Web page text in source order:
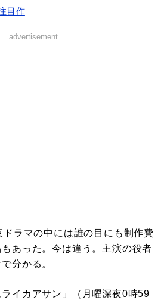
目作
advertisement
ラマの中には誰の目にも制作費
あった。今は違う。主演の役者
分かる。
イカアサン」（月曜深夜0時59